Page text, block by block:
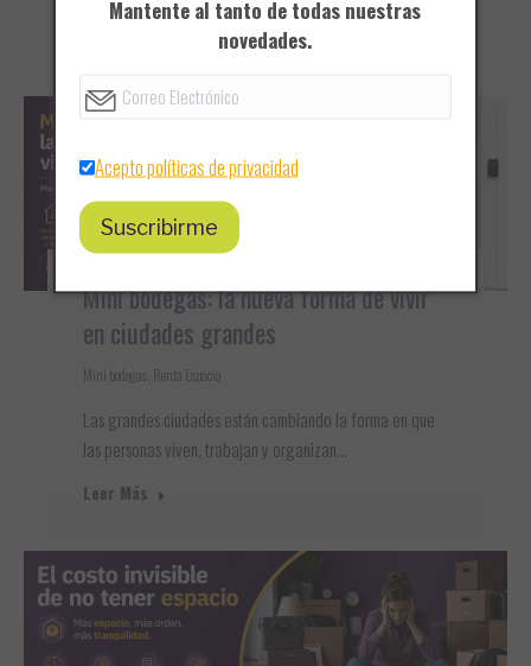
Mini bodegas: la nueva forma de vivir
en ciudades grandes
Mini bodegas Renta Espacio
Las grandes ciudades están cambiando la forma en que
las personas viven, trabajan y organizan…
Leer Más
Mantente al tanto de todas nuestras
novedades.
Acepto políticas de privacidad